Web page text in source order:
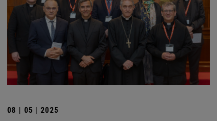
08 | 05 | 2025